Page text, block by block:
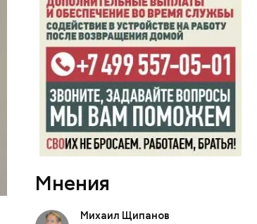
Мнения
Михаил Щипанов